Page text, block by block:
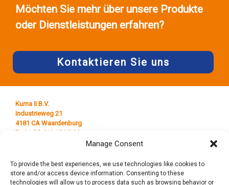
Manage Consent
To provide the best experiences, we use technologies like cookies to
store and/or access device information. Consenting to these
technologies will allow us to process data such as browsing behavior or
Möchten Sie mehr über unsere Produkte
oder Dienstleistungen erfahren?
Kontaktieren Sie uns
Kuma II B.V.
Industrieweg 21
4181 CA Waardenburg
T +31 (0) 418 65 25 44